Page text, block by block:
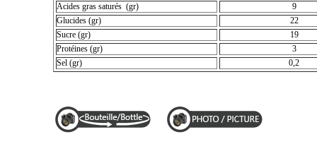
Acides gras saturés (gr)
9
Glucides (gr)
22
Sucre (gr)
19
Protéines (gr)
3
Sel (gr)
0,2